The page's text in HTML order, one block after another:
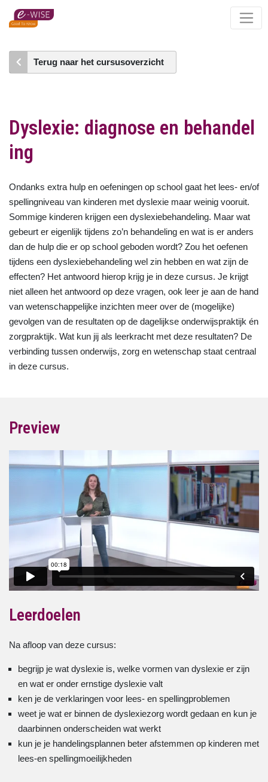
Skip
content
Terug naar het cursusoverzicht
Dyslexie: diagnose en behandel
ing
Ondanks extra hulp en oefeningen op school gaat het lees- en/of
spellingniveau van kinderen met dyslexie maar weinig vooruit.
Sommige kinderen krijgen een dyslexiebehandeling. Maar wat
gebeurt er eigenlijk tijdens zo’n behandeling en wat is er anders
dan de hulp die er op school geboden wordt? Zou het oefenen
tijdens een dyslexiebehandeling wel zin hebben en wat zijn de
effecten? Het antwoord hierop krijg je in deze cursus. Je krijgt
niet alleen het antwoord op deze vragen, ook leer je aan de hand
van wetenschappelijke inzichten meer over de (mogelijke)
gevolgen van de resultaten op de dagelijkse onderwijspraktijk én
zorgpraktijk. Wat kun jij als leerkracht met deze resultaten? De
verbinding tussen onderwijs, zorg en wetenschap staat centraal
in deze cursus.
Preview
Leerdoelen
Na afloop van deze cursus:
begrijp je wat dyslexie is, welke vormen van dyslexie er zijn
en wat er onder ernstige dyslexie valt
ken je de verklaringen voor lees- en spellingproblemen
weet je wat er binnen de dyslexiezorg wordt gedaan en kun je
daarbinnen onderscheiden wat werkt
kun je je handelingsplannen beter afstemmen op kinderen met
lees-en spellingmoeilijkheden